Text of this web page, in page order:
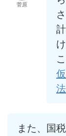
菅原
また、国